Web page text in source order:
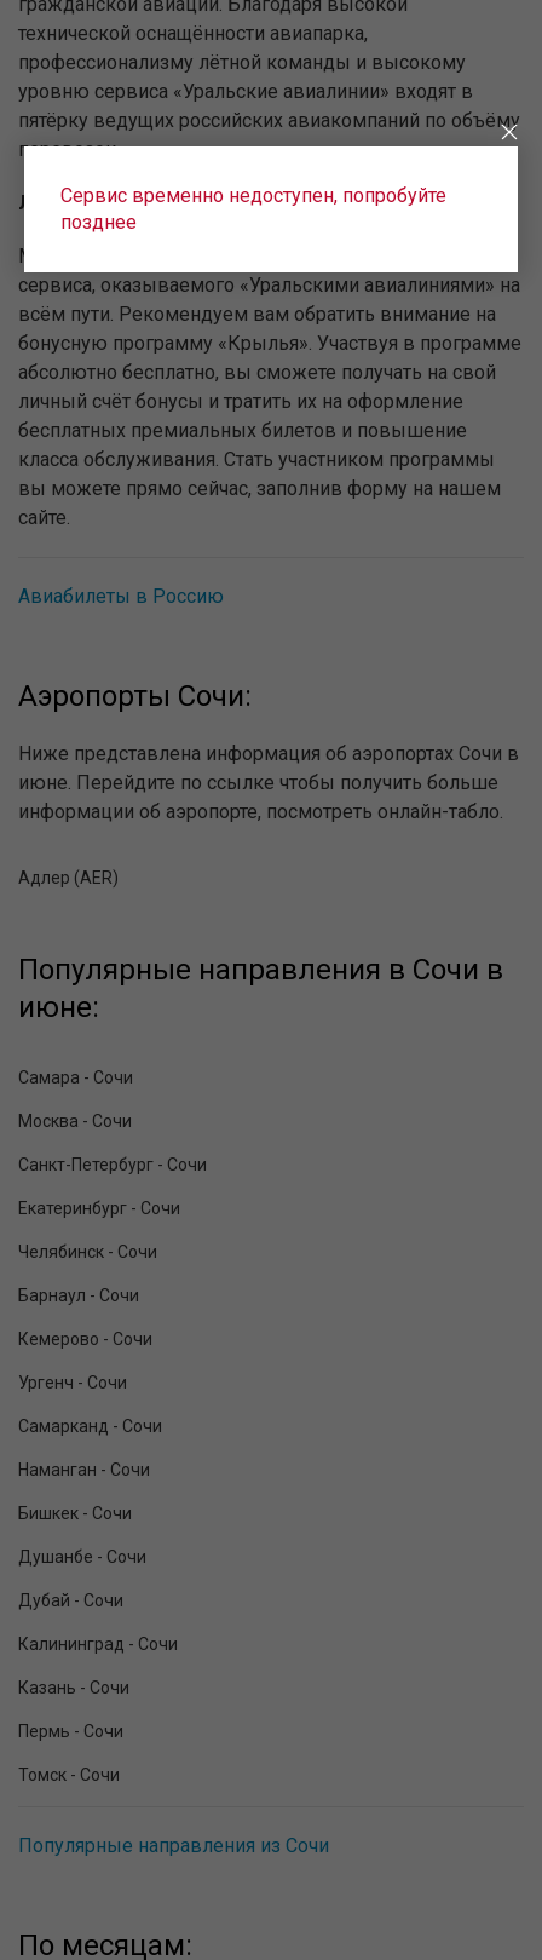
гражданской авиации. Благодаря высокой
технической оснащённости авиапарка,
профессионализму лётной команды и высокому
уровню сервиса «Уральские авиалинии» входят в
пятёрку ведущих российских авиакомпаний по объёму
перевозок.
Летайте на лучших условиях!
Мы постоянно работаем над повышением уровня
сервиса, оказываемого «Уральскими авиалиниями» на
всём пути. Рекомендуем вам обратить внимание на
бонусную программу «Крылья». Участвуя в программе
абсолютно бесплатно, вы сможете получать на свой
личный счёт бонусы и тратить их на оформление
бесплатных премиальных билетов и повышение
класса обслуживания. Стать участником программы
вы можете прямо сейчас, заполнив форму на нашем
сайте.
Авиабилеты в Россию
Аэропорты Сочи:
Ниже представлена информация об аэропортах Сочи в
июне. Перейдите по ссылке чтобы получить больше
информации об аэропорте, посмотреть онлайн-табло.
Адлер (AER)
Популярные направления в Сочи в
июне:
Самара - Сочи
Москва - Сочи
Санкт-Петербург - Сочи
Екатеринбург - Сочи
Челябинск - Сочи
Барнаул - Сочи
Кемерово - Сочи
Ургенч - Сочи
Самарканд - Сочи
Наманган - Сочи
Бишкек - Сочи
Душанбе - Сочи
Дубай - Сочи
Калининград - Сочи
Казань - Сочи
Пермь - Сочи
Томск - Сочи
Популярные направления из Сочи
По месяцам:
Сервис временно недоступен, попробуйте
позднее